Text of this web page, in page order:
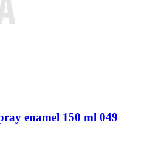
enamel 150 ml 049